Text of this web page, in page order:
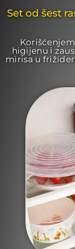
Set od šest
higijenu i
mirisa u